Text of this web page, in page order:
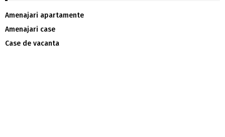
Amenajari apartamente
Amenajari case
Case de vacanta